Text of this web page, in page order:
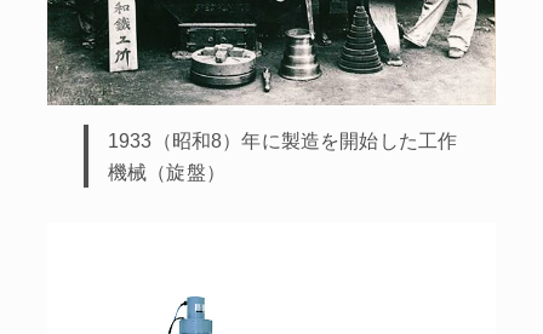
1933（昭和8）年に製造を開始した工作
機械（旋盤）